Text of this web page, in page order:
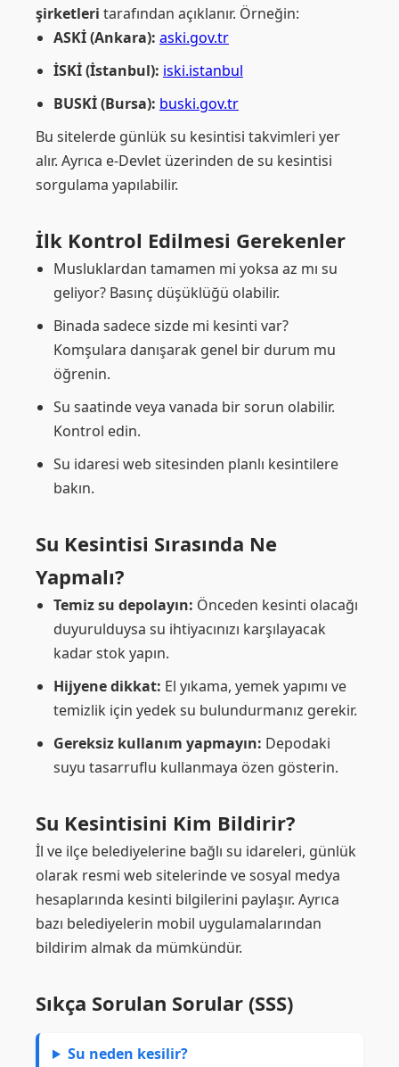
şirketleri tarafından açıklanır. Örneğin:
ASKİ (Ankara): aski.gov.tr
İSKİ (İstanbul): iski.istanbul
BUSKİ (Bursa): buski.gov.tr
Bu sitelerde günlük su kesintisi takvimleri yer
alır. Ayrıca e-Devlet üzerinden de su kesintisi
sorgulama yapılabilir.
İlk Kontrol Edilmesi Gerekenler
Musluklardan tamamen mi yoksa az mı su
geliyor? Basınç düşüklüğü olabilir.
Binada sadece sizde mi kesinti var?
Komşulara danışarak genel bir durum mu
öğrenin.
Su saatinde veya vanada bir sorun olabilir.
Kontrol edin.
Su idaresi web sitesinden planlı kesintilere
bakın.
Su Kesintisi Sırasında Ne
Yapmalı?
Temiz su depolayın: Önceden kesinti olacağı
duyurulduysa su ihtiyacınızı karşılayacak
kadar stok yapın.
Hijyene dikkat: El yıkama, yemek yapımı ve
temizlik için yedek su bulundurmanız gerekir.
Gereksiz kullanım yapmayın: Depodaki
suyu tasarruflu kullanmaya özen gösterin.
Su Kesintisini Kim Bildirir?
İl ve ilçe belediyelerine bağlı su idareleri, günlük
olarak resmi web sitelerinde ve sosyal medya
hesaplarında kesinti bilgilerini paylaşır. Ayrıca
bazı belediyelerin mobil uygulamalarından
bildirim almak da mümkündür.
Sıkça Sorulan Sorular (SSS)
Su neden kesilir?